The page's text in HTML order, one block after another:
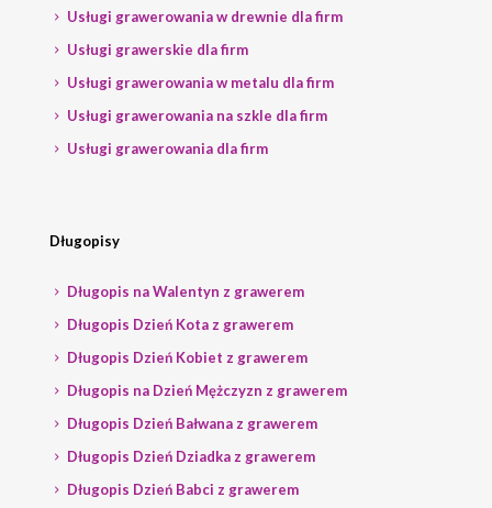
Usługi grawerowania w drewnie dla firm
Usługi grawerskie dla firm
Usługi grawerowania w metalu dla firm
Usługi grawerowania na szkle dla firm
Usługi grawerowania dla firm
Długopisy
Długopis na Walentyn z grawerem
Długopis Dzień Kota z grawerem
Długopis Dzień Kobiet z grawerem
Długopis na Dzień Mężczyzn z grawerem
Długopis Dzień Bałwana z grawerem
Długopis Dzień Dziadka z grawerem
Długopis Dzień Babci z grawerem